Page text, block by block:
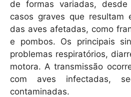
de formas variadas,
casos graves que resultam
das aves afetadas, como
e pombos. Os principais
problemas respiratórios,
motora. A transmissão
com aves infectadas,
contaminadas.